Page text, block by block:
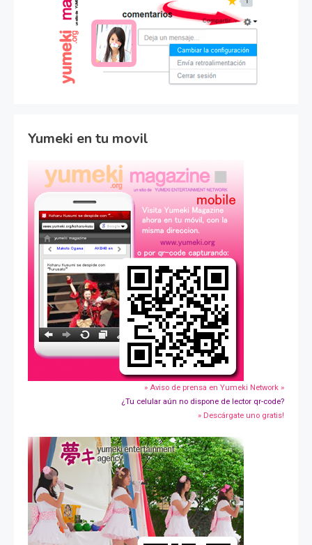
Yumeki en tu movil
» Aviso de prensa en Yumeki Network »
¿Tu celular aún no dispone de lector qr-code?
» Descárgate uno gratis!